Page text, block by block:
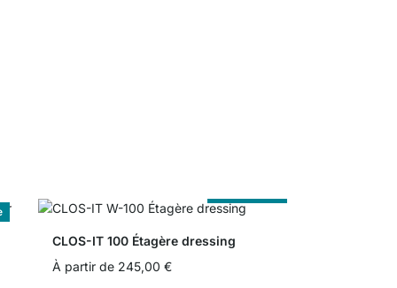
CLOS-IT 100 Étagère dressing
À partir de 245,00 €